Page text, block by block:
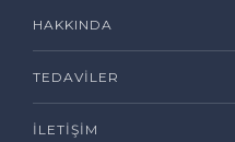
HAKKINDA
TEDAVILER
İLETIŞIM